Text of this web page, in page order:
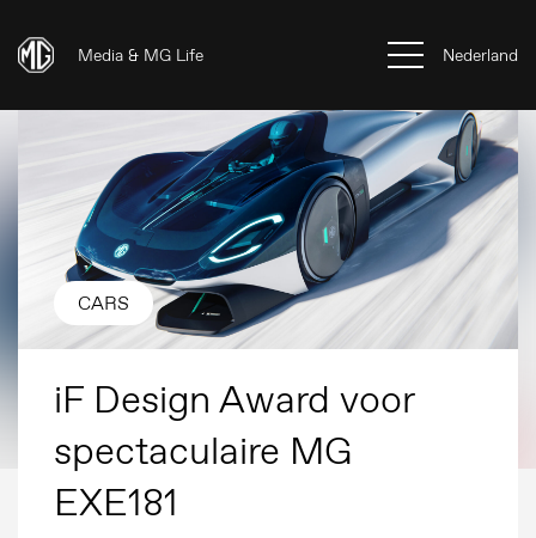
Media & MG Life Nederland
CARS
iF Design Award voor
spectaculaire MG
EXE181